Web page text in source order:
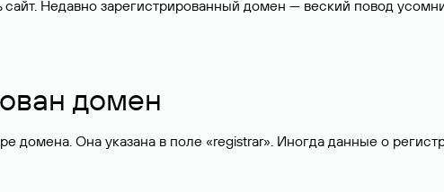
Недавно зарегистрированный домен — веский повод
домен
Она указана в поле «registrar». Иногда данные о